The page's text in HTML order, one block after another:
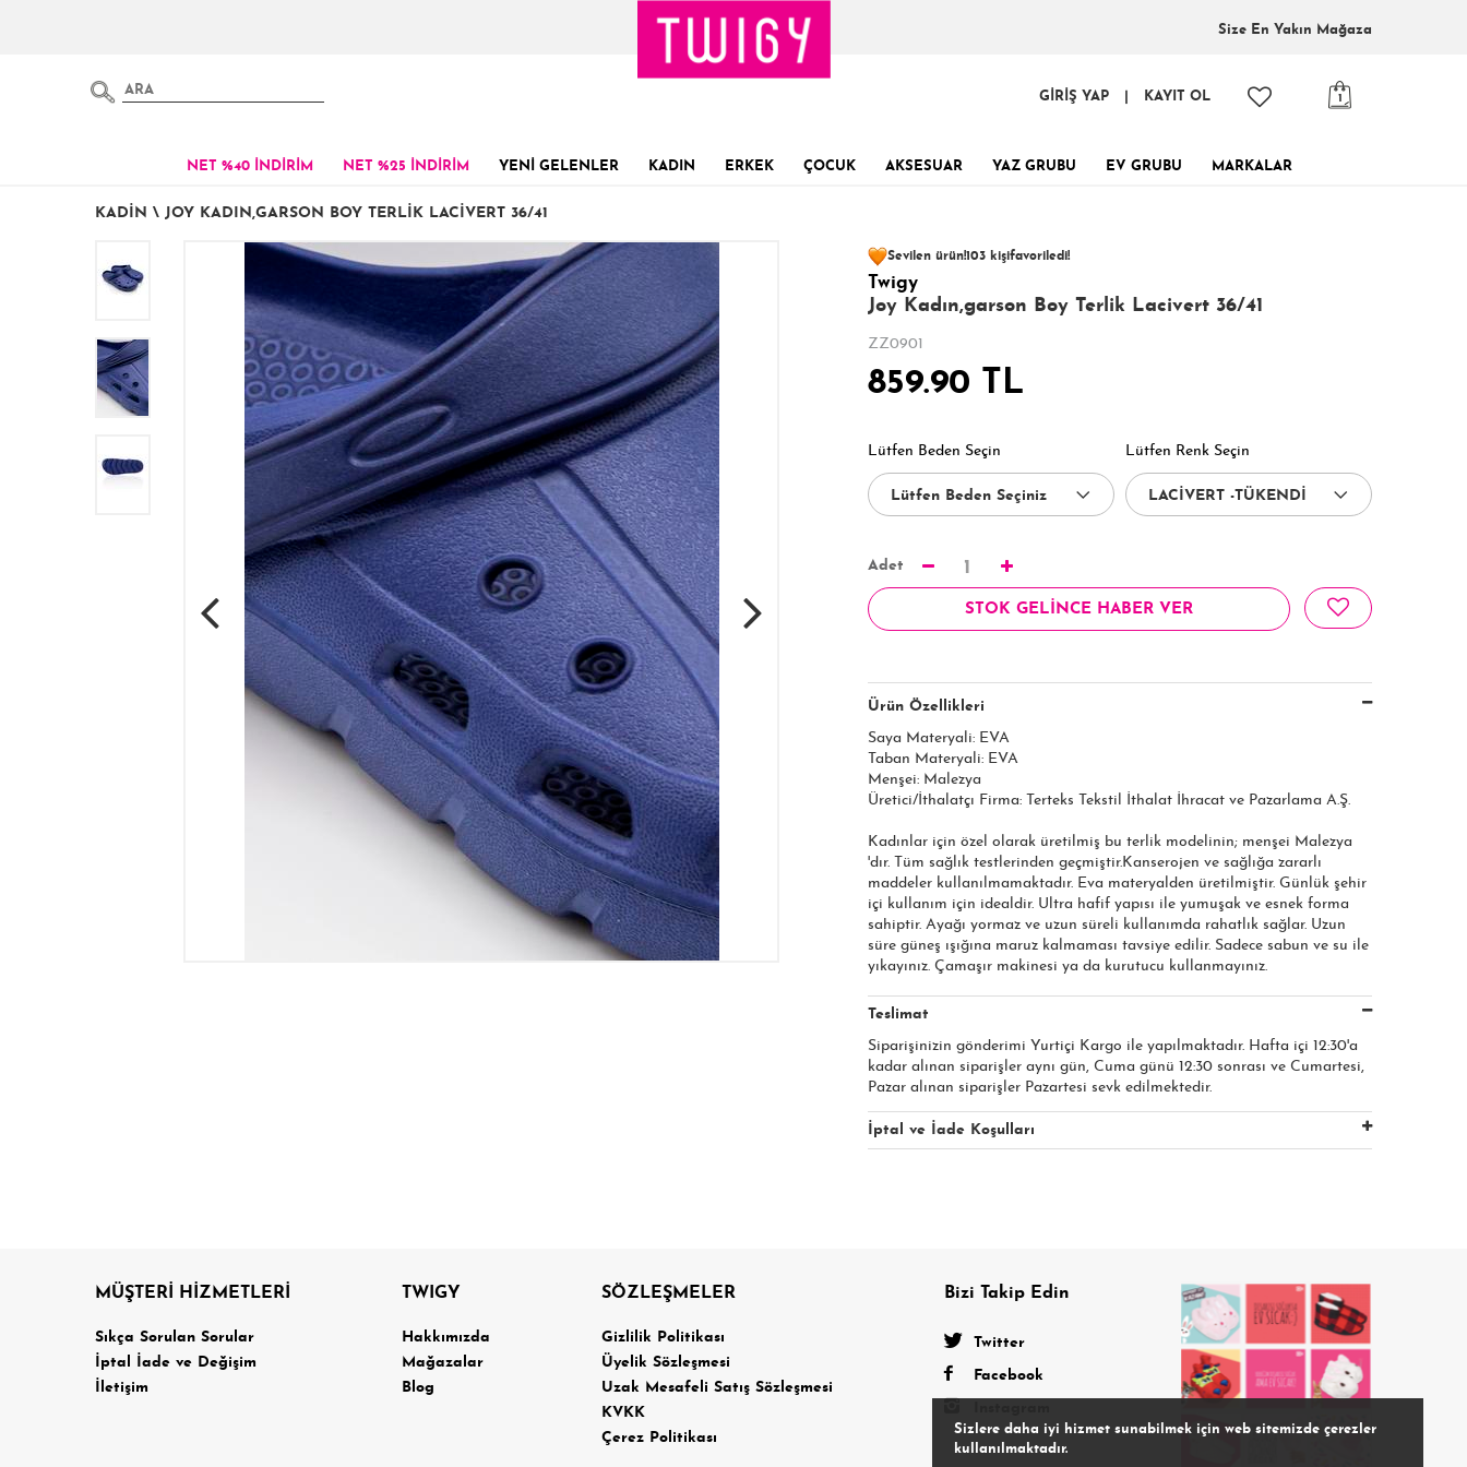
Size En Yakın Mağaza
1
GİRİŞ YAP KAYIT OL
NET %40 İNDİRİM NET %25 İNDİRİM YENİ GELENLER KADIN ERKEK ÇOCUK AKSESUAR YAZ GRUBU EV GRUBU MARKALAR
KADIN \ JOY KADIN,GARSON BOY TERLIK LACIVERT 36/41
Sevilen ürün!103 kişifavoriledi!
Son 1 Günde
Son 24 Saatte
Twigy
Joy Kadın,garson Boy Terlik Lacivert 36/41
ZZ0901
859.90 TL
Lütfen Beden Seçin Lütfen Renk Seçin
Adet 1
STOK GELİNCE HABER VER
Ürün Özellikleri
Saya Materyali: EVA
Taban Materyali: EVA
Menşei: Malezya
Üretici/İthalatçı Firma: Terteks Tekstil İthalat İhracat ve Pazarlama A.Ş.​​​
Kadınlar için özel olarak üretilmiş bu terlik modelinin; menşei Malezya
'dır. Tüm sağlık testlerinden geçmiştir.Kanserojen ve sağlığa zararlı
maddeler kullanılmamaktadır. Eva materyalden üretilmiştir. Günlük şehir
içi kullanım için idealdir. Ultra hafif yapısı ile yumuşak ve esnek forma
sahiptir. Ayağı yormaz ve uzun süreli kullanımda rahatlık sağlar. Uzun
süre güneş ışığına maruz kalmaması tavsiye edilir. Sadece sabun ve su ile
yıkayınız. Çamaşır makinesi ya da kurutucu kullanmayınız.
Teslimat
Siparişinizin gönderimi Yurtiçi Kargo ile yapılmaktadır. Hafta içi 12:30'a
kadar alınan siparişler aynı gün, Cuma günü 12:30 sonrası ve Cumartesi,
Pazar alınan siparişler Pazartesi sevk edilmektedir.
İptal ve İade Koşulları
MÜŞTERİ HİZMETLERİ
Sıkça Sorulan Sorular
İptal İade ve Değişim
İletişim
TWIGY
Hakkımızda
Mağazalar
Blog
SÖZLEŞMELER
Gizlilik Politikası
Üyelik Sözleşmesi
Uzak Mesafeli Satış Sözleşmesi
KVKK
Çerez Politikası
Bizi Takip Edin
Twitter
Facebook
Sizlere daha iyi hizmet sunabilmek için web sitemizde çerezler
kullanılmaktadır.